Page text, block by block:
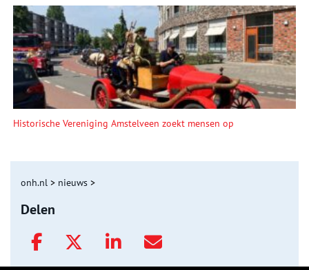
Historische Vereniging Amstelveen zoekt mensen op
onh.nl > nieuws >
Delen